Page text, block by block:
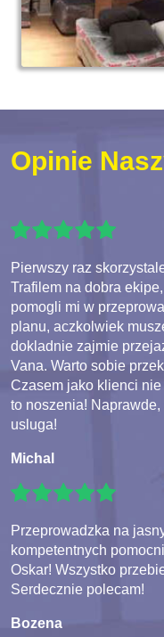
Opinie
Pierwszy raz
Trafilem na dobra
pomogli mi w
planu, aczkolwiek
dokladnie zajmie
Vana. Warto sobie
Czasem jako klienci
to noszenia!
usluga!
Michal
Przeprowadzka na
kompetentnych
Oskar! Wszystko
Serdecznie polecam!
Bozena